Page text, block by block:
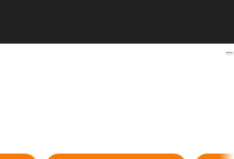
da un paso clave hacia la